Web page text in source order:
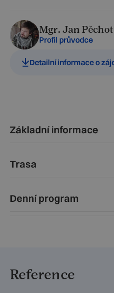
Mgr. Jan
Profil průvodce
Detailní informace o
Základní informace
Trasa
Denní program
Reference